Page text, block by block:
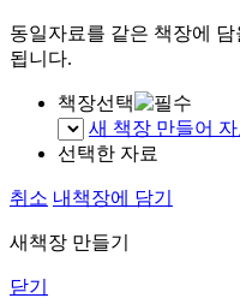
동일자료를 같은 책장에
됩니다.
책장선택
새 책장 만들어 자
선택한 자료
취소 내책장에 담기
새책장 만들기
닫기